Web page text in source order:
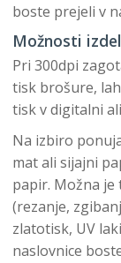
boste prejeli v
Možnosti
Pri 300dpi
tisk brošure,
tisk v digitalni
Na izbiro
mat ali sijajni
papir. Možna je
(rezanje,
zlatotisk, UV
naslovnice